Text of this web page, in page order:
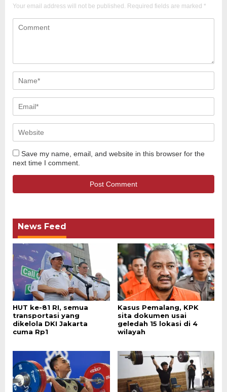
Your email address will not be published. Required fields are marked *
Save my name, email, and website in this browser for the
next time I comment.
News Feed
HUT ke-81 RI, semua
transportasi yang
dikelola DKI Jakarta
cuma Rp1
Kasus Pemalang, KPK
sita dokumen usai
geledah 15 lokasi di 4
wilayah